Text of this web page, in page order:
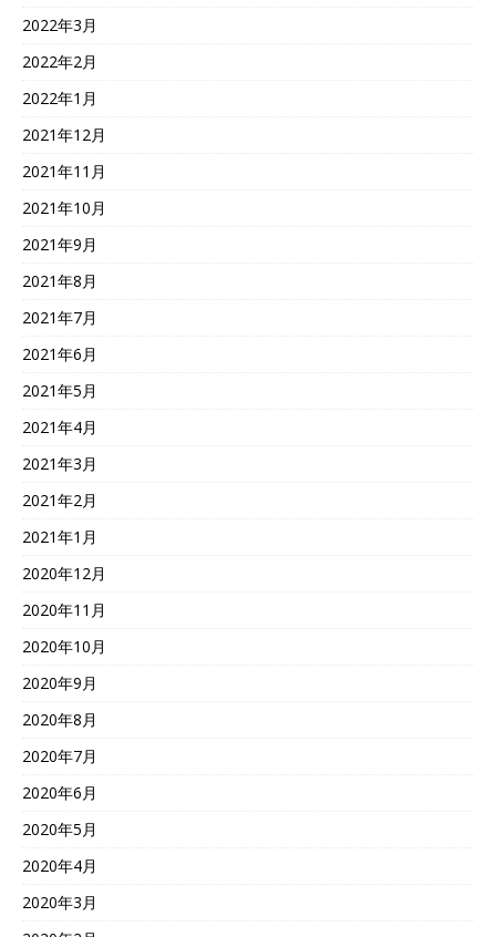
2022年3月
2022年2月
2022年1月
2021年12月
2021年11月
2021年10月
2021年9月
2021年8月
2021年7月
2021年6月
2021年5月
2021年4月
2021年3月
2021年2月
2021年1月
2020年12月
2020年11月
2020年10月
2020年9月
2020年8月
2020年7月
2020年6月
2020年5月
2020年4月
2020年3月